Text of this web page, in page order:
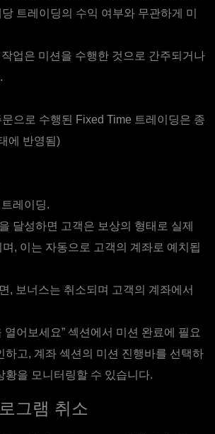
트레이딩의 수익 여부와 무관하게 미
업은 미션을 수행한 것으로 간주되거나
으로 수행된 Fixed Time 트레이딩은 종
에 반영됨)
레이딩.
달성하면 고객은 보상의 형태로 실제
, 이는 자동으로 고객의 계좌로 예치됩
, 보너스는 취소되며 고객의 계좌에서
열어보세요” 섹션에서 미션 완료에 필요
하고, 계좌 섹션의 미션 진행바를 선택하
황을 모니터링할 수 있습니다.
그램 취소